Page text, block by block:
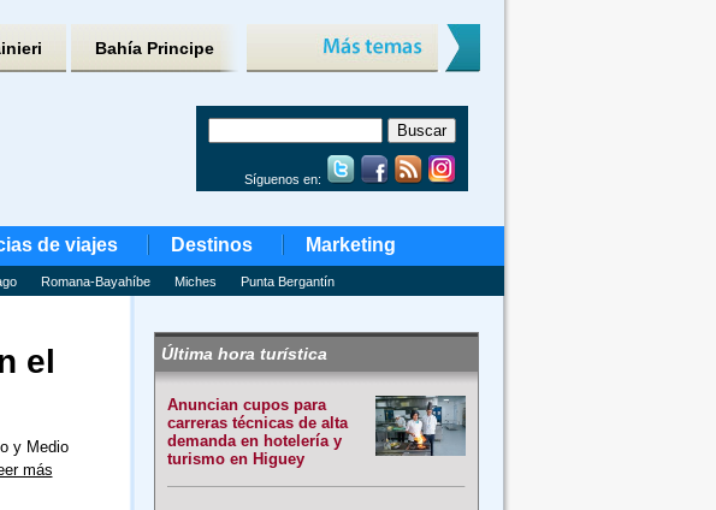
Bahía Principe
Síguenos en:
de viajes Destinos Marketing
Romana-Bayahíbe Miches Punta Bergantín
el
y Medio
más
Última hora turística
Anuncian cupos para
carreras técnicas de alta
demanda en hotelería y
turismo en Higuey